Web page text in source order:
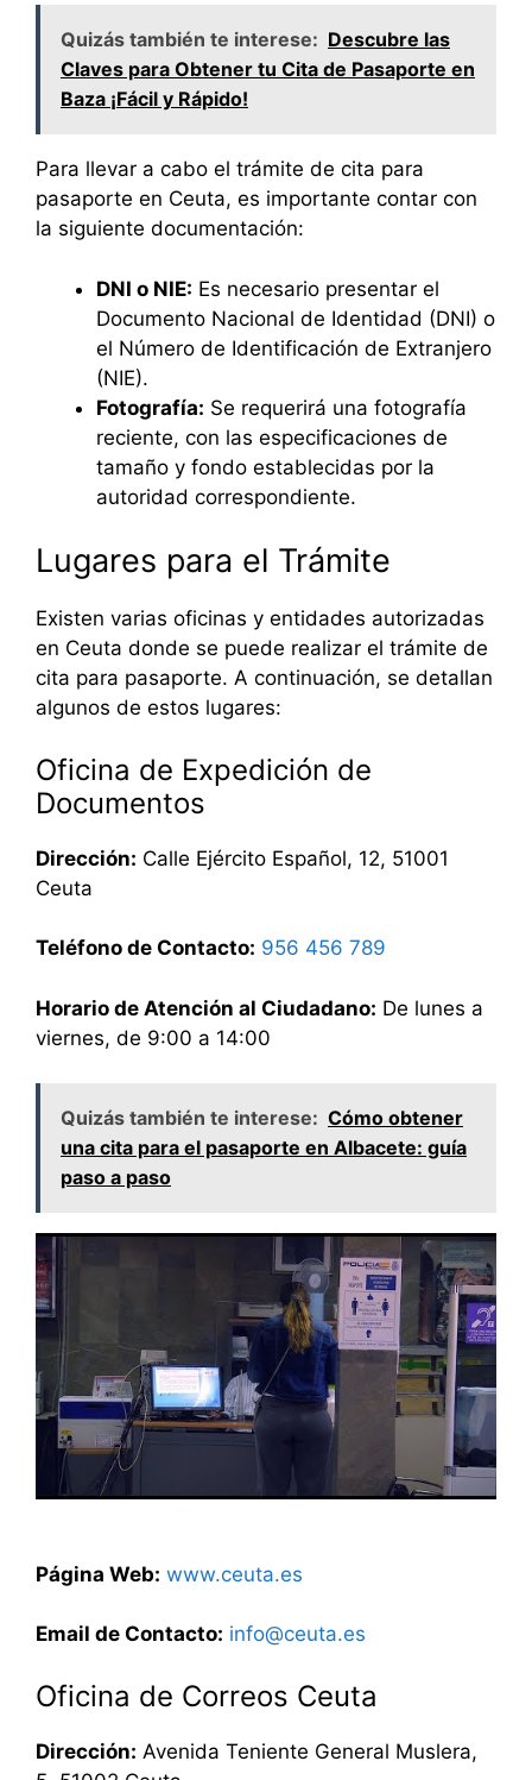
Quizás también te interese: Descubre las
Claves para Obtener tu Cita de Pasaporte en
Baza ¡Fácil y Rápido!
Para llevar a cabo el trámite de cita para
pasaporte en Ceuta, es importante contar con
la siguiente documentación:
DNI o NIE: Es necesario presentar el
Documento Nacional de Identidad (DNI) o
el Número de Identificación de Extranjero
(NIE).
Fotografía: Se requerirá una fotografía
reciente, con las especificaciones de
tamaño y fondo establecidas por la
autoridad correspondiente.
Lugares para el Trámite
Existen varias oficinas y entidades autorizadas
en Ceuta donde se puede realizar el trámite de
cita para pasaporte. A continuación, se detallan
algunos de estos lugares:
Oficina de Expedición de
Documentos
Dirección: Calle Ejército Español, 12, 51001
Ceuta
Teléfono de Contacto: 956 456 789
Horario de Atención al Ciudadano: De lunes a
viernes, de 9:00 a 14:00
Quizás también te interese: Cómo obtener
una cita para el pasaporte en Albacete: guía
paso a paso
Página Web: www.ceuta.es
Email de Contacto: info@ceuta.es
Oficina de Correos Ceuta
Dirección: Avenida Teniente General Muslera,